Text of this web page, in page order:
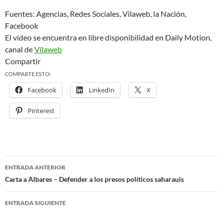
Fuentes: Agencias, Redes Sociales, Vilaweb, la Nación,
Facebook
El vídeo se encuentra en libre disponibilidad en Daily Motion,
canal deVilaweb
Compartir
COMPARTE ESTO:
Facebook LinkedIn X
Pinterest
Navegación
de
ENTRADA ANTERIOR
Carta a Albares – Defender a los presos políticos saharauis
ENTRADA SIGUIENTE